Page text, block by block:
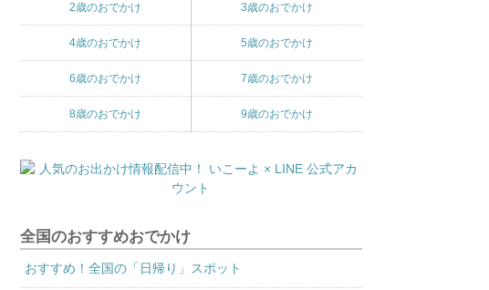
2歳のおでかけ 3歳のおでかけ
4歳のおでかけ 5歳のおでかけ
6歳のおでかけ 7歳のおでかけ
8歳のおでかけ 9歳のおでかけ
全国のおすすめおでかけ
おすすめ！全国の「日帰り」スポット